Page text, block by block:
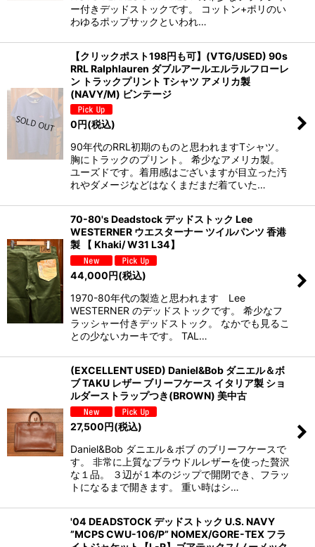
ー付きデッドストックです。 コットン+ポリのい
わゆるポップサックといわれ…
【クリックポスト198円も可】(VTG/USED) 90s
RRL Ralphlauren ダブルアールエルラルフローレ
ン トラックプリント Tシャツ アメリカ製
(NAVY/M) ビンテージ
0円(税込)
90年代のRRL初期のものと思われますTシャツ。
胸にトラックのプリント。 希少なアメリカ製。
ユーズドです。着用感はございますが目立った汚
れやダメージなどはなくまだまだ着ていた…
70-80's Deadstock デッドストック Lee
WESTERNER ウエスターナー ツイルパンツ 香港
製 【 Khaki/ W31 L34】
44,000円(税込)
1970-80年代の製造と思われます Lee
WESTERNER のデッドストックです。 希少なフ
ラッシャー付きデッドストック。 なかでも見るこ
との少ないカーキです。 TAL…
(EXCELLENT USED) Daniel&Bob ダニエル＆ボ
ブ TAKU レザー ブリーフケース イタリア製 ショ
ルダーストラップつき(BROWN) 美中古
27,500円(税込)
Daniel&Bob ダニエル＆ボブ のブリーフケースで
す。 非常に上質なブラウドルレザーを使った贅沢
な１品。 ３辺が１本のジップで開閉でき、フラッ
トになるまで開きます。 重い時はシ…
'04 DEADSTOCK デッドストック U.S. NAVY
”MCPS CWU-106/P” NOMEX/GORE-TEX フラ